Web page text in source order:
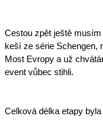
Cestou zpět ještě
keší ze série Schengen,
Most Evropy a už
event vůbec stihli.
Celková délka etapy